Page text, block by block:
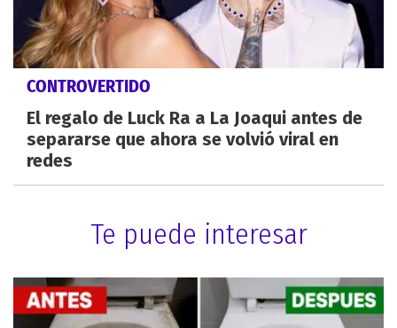
CONTROVERTIDO
El regalo de Luck Ra a La Joaqui antes de
separarse que ahora se volvió viral en
redes
Te puede interesar